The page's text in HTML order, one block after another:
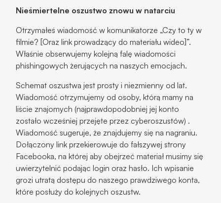
Nieśmiertelne oszustwo znowu w natarciu
Otrzymałeś wiadomość w komunikatorze „Czy to ty w
filmie? [Oraz link prowadzący do materiału wideo]”.
Właśnie obserwujemy kolejną falę wiadomości
phishingowych żerujących na naszych emocjach.
Schemat oszustwa jest prosty i niezmienny od lat.
Wiadomość otrzymujemy od osoby, którą mamy na
liście znajomych (najprawdopodobniej jej konto
zostało wcześniej przejęte przez cyberoszustów) .
Wiadomość sugeruje, że znajdujemy się na nagraniu.
Dołączony link przekierowuje do fałszywej strony
Facebooka, na której aby obejrzeć materiał musimy się
uwierzytelnić podając login oraz hasło. Ich wpisanie
grozi utratą dostępu do naszego prawdziwego konta,
które posłuży do kolejnych oszustw.